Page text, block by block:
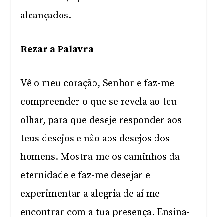
alcançados.
Rezar a Palavra
Vê o meu coração, Senhor e faz-me
compreender o que se revela ao teu
olhar, para que deseje responder aos
teus desejos e não aos desejos dos
homens. Mostra-me os caminhos da
eternidade e faz-me desejar e
experimentar a alegria de aí me
encontrar com a tua presença. Ensina-